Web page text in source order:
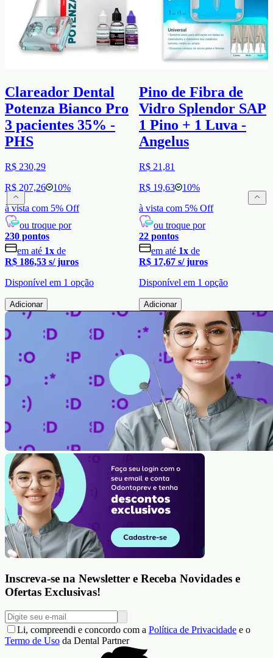
Clareador Dental
Potenza Bianco Pro
3 pacientes 35% -
PHS
R$ 230,29
R$ 207,26
10%
à vista com 5% Off
ou troque por
230 pontos
em até 1x de
R$ 186,53 s/ juros
Disponível em 1 opção
Adicionar
Pino de Fibra de
Vidro Splendor SAP
1 Pino + 1 Luva -
Angelus
R$ 21,81
R$ 19,63
10%
à vista com 5% Off
ou troque por
22 pontos
em até 1x de
R$ 17,67 s/ juros
Disponível em 1 opção
Adicionar
Inscreva-se na Newsletter e Receba Novidades e
Ofertas Exclusivas!
Li, compreendi e concordo com a Política de Privacidade e o
Termo de Uso da Dental Partner